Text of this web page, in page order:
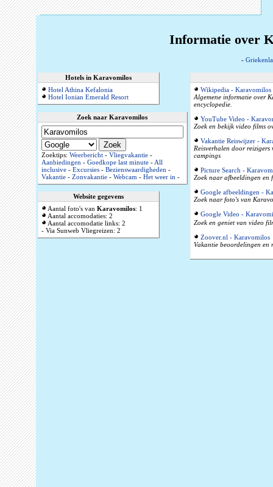
Informatie over
-
Hotels in Karavomilos
Hotel Athina Kefalonia
Hotel Ionian Emerald Resort
Zoek naar Karavomilos
Zoektips: Weerbericht- Vliegvakantie-
Aanbiedingen- Goedkope last minute-All
inclusive- Excursies- Bezienswaardigheden-
Vakantie- Zonvakantie- Webcam- Het weer in-
Website gegevens
Aantal foto's van Karavomilos: 1
Aantal accomodaties: 2
Aantal accomodatie links: 2
- Via Sunweb Vliegreizen: 2
Wikipedia - Karavomilos
Algemene informatie over
encyclopedie.
YouTube Video -
Zoek en bekijk video films
Vakantie Reiswijzer -
Reisverhalen door reizigers
campings
Picture Search -
Zoek naar afbeeldingen en
Google afbeeldingen -
Zoek naar foto's van
Google Video -
Zoek en geniet van video
Zoover.nl - Karavomilos
Vakantie beoordelingen en